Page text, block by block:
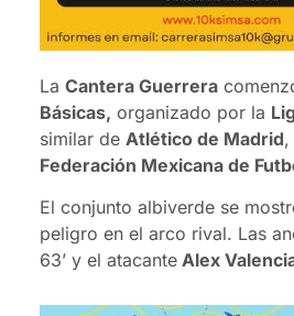
La Cantera Guerrera
Básicas, organizado por la
similar de Atlético de Madrid,
Federación Mexicana de
El conjunto albiverde se
peligro en el arco rival. Las
63’ y el atacante Alex